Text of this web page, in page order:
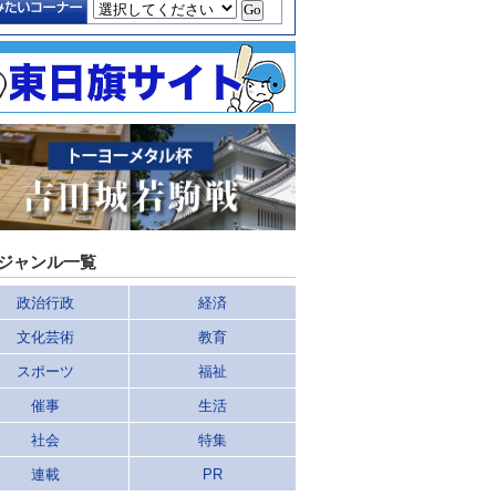
ャンル一覧
政治行政 経済
文化芸術 教育
スポーツ 福祉
催事 生活
社会 特集
連載 PR